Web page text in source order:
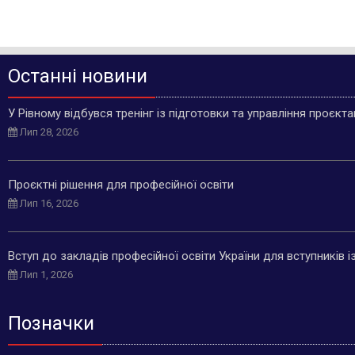
Останні новини
У Рівному відбувся тренінг із підготовки та управління
Лип 28, 2026
Проєктні рішення для професійної освіти
Лип 16, 2026
Вступ до закладів професійної освіти України для
Лип 1, 2026
Позначки